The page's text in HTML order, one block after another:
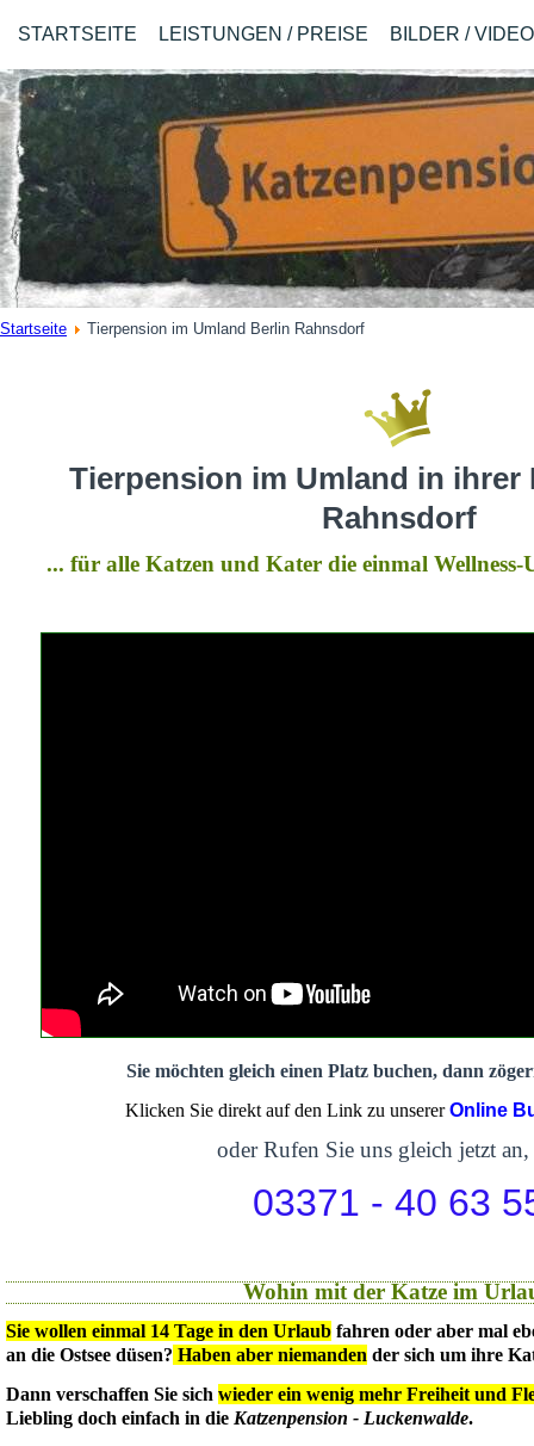
STARTSEITE LEISTUNGEN / PREISE BILDER /
Startseite Tierpension im Umland Berlin Rahnsdorf
Tierpension im Umland in ihrer
Rahnsdorf
... für alle Katzen und Kater die einmal
Sie möchten gleich einen Platz buchen, dann
Klicken Sie direkt auf den Link zu unsererOnline
oder Rufen Sie uns gleich jetzt an,
03371 - 40 63
Wohin mit der Katze im
Sie wollen einmal 14 Tage in den Urlaub fahren oder aber mal
an die Ostsee düsen? Haben aber niemanden der sich um ihre
Dann verschaffen Sie sich wieder ein wenig mehr Freiheit und
Liebling doch einfach in die Katzenpension - Luckenwalde.